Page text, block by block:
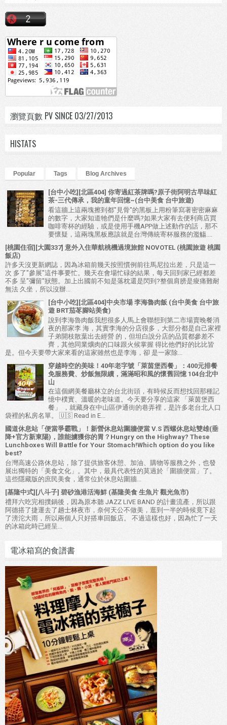
瀏覽頁數 PV SINCE 03/27/2013
HISTATS
Popular Tags Blog Archives
[台中小吃][北區404] 你寄過紅茶牌嗎?原子街阿明古早味紅
茶-三代傳承，我的童年回憶~(台中美食 台中旅遊)
看這牆上這兩塊擦到都"見骨"的黑板上用粉筆寫著密密麻麻
的數字，大家知道牠們是什麼嗎?如果大家有去便利商店買
咖啡寄杯的經驗，或是使用手機APP做上述動作的話，那不
要懷疑，這兩塊黑板應該就是台灣傳統寄杯服務的濫觴....
[桃園住宿][大園337] 意外入住華航桃機過境旅館 NOVOTEL (桃園旅遊 桃園
飯店)
許多天沒更新網誌，因為冰箱前幾天按照慣例前往馬尼拉出差，只是這一
次 多了"參展"這件事要忙。幾天在會場忙碌的結果，每天回到家已經都差
不多 呈"彌留"狀態。加上出國前不知是落枕還是閃到?整個肩膀是痠痛難耐
無法 久坐，所以沒辦...
[台中小吃][北區404]中央市場 李海魯肉飯 (台中美食 台中旅
遊 BRT茄苳腳站美食)
說到李海魯肉飯我想很多人馬上會聯想到第二市場賣晚餐消
夜的那家李 海，其實李海的分店很多，大部分都是自己家裡
子弟開枝散葉出去經營 的，但坦白說分店的品質都參差不
齊，其他同業爌肉的口味跟火候掌握 得比他們好的比比皆
是。但今天要帶大家來看的這家雖然也是李海，卻 是一家除...
穿越時空的美味！40年老字號「萊茵堡西餐」：400元排餐
免服務費、炒飯無限續，滿滿昭和風的懷舊回憶 104台北中
山
在這個網美餐廳林立的台北街頭，有時候反而想找回那種記
憶中樸實、溫暖的老味道。今天要分享的這家 「萊茵堡西
餐」 ，就藏身在中山區伊通街的巷弄裡，是許多老台北人口
袋裡的私房名單。 🇺🇸 Read in E...
國道休息站「便當爭霸戰」！新營休息站圍牆便當 V.S 西螺休息站雙雄(垂
降+官方新東陽)，誰能擄獲你的胃？Hungry on the Highway? These
Lunchboxes Will Battle for Your Stomach!Which option do you like
best?
台灣高速公路休息站，除了提供旅客休憩、加油、購物等服務之外，也發
展出獨特的「美食文化」。其中，最具代表性的莫過於「圍牆便當」了。
這些隱藏版的庶民美食，通常位於休息站圍牆...
[基隆中式][八斗子] 碧砂漁港活海鮮 (基隆美食 生魚片 觀光魚市)
禮拜六吃完相撲鍋後，因為原本聽 JAZZ LIVE BAND 的計畫流產，所以跟
阿德搭了捷運去了趟士林夜市，奈何天公不做美，逛到一半的時候竟下起
了滂沱大雨，所以兩個人只好搭車回飯店。 不過這樣也好，因為忙了一天
的冰箱此時已經呈...
電冰箱寫的食譜書